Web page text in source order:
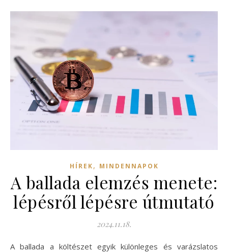
HÍREK, MINDENNAPOK
A ballada elemzés menete:
lépésről lépésre útmutató
2024.11.18.
A ballada a költészet egyik különleges és varázslatos